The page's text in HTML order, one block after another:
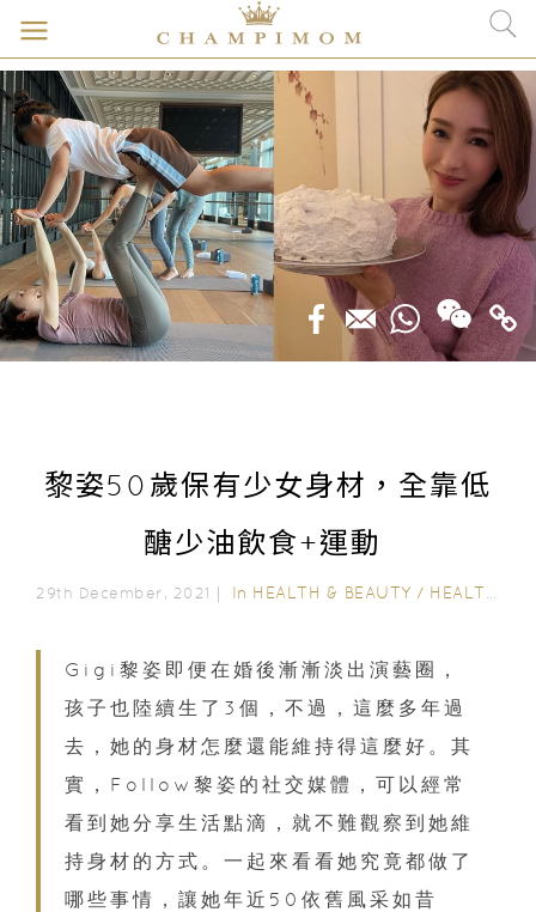
黎姿50歲保有少女身材，全靠低
醣少油飲食+運動
29th December, 2021｜ In HEALTH & BEAUTY / HEALTH CARE
Gigi黎姿即便在婚後漸漸淡出演藝圈，
孩子也陸續生了3個，不過，這麼多年過
去，她的身材怎麼還能維持得這麼好。其
實，Follow黎姿的社交媒體，可以經常
看到她分享生活點滴，就不難觀察到她維
持身材的方式。一起來看看她究竟都做了
哪些事情，讓她年近50依舊風采如昔